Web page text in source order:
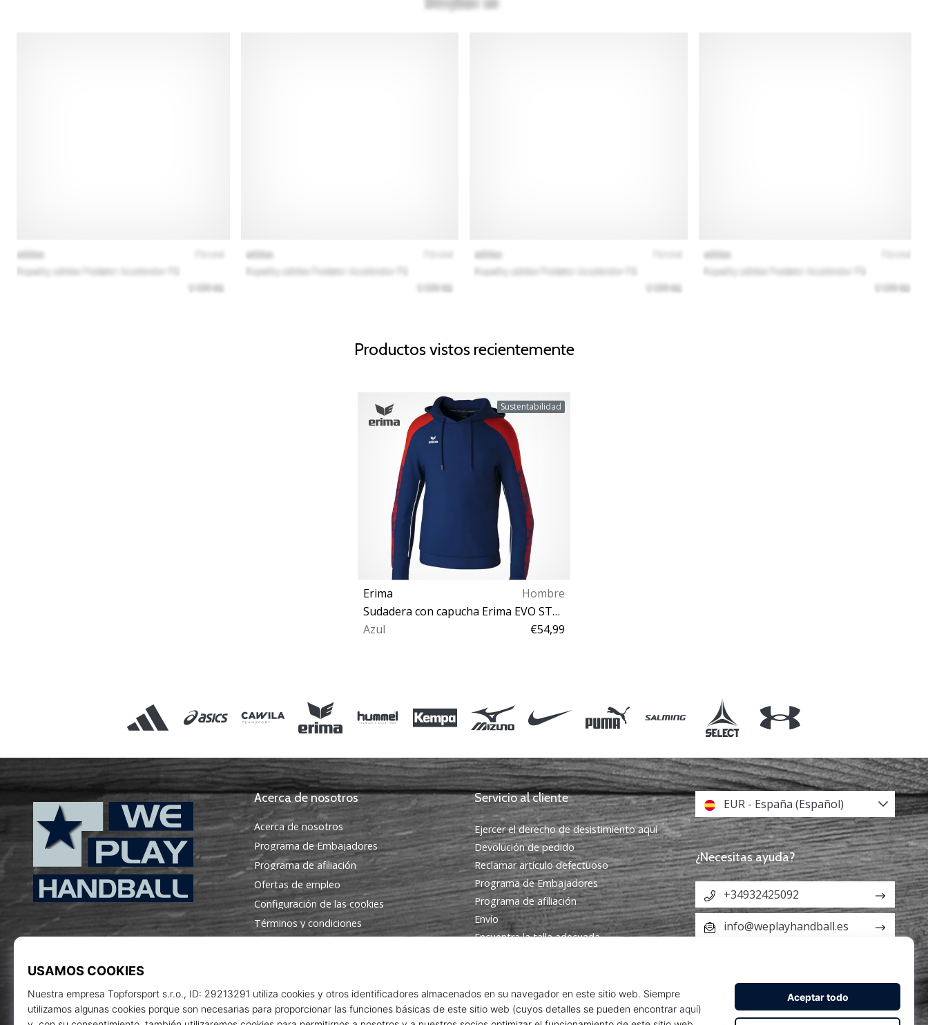
Productos vistos recientemente
Sustentabilidad
Erima
Hombre
Sudadera con capucha Erima EVO STAR Hoodie
Azul
€54,99
WePlayHandball.es
Acerca de nosotros
Acerca de nosotros
Programa de Embajadores
Programa de afiliación
Ofertas de empleo
Configuración de las cookies
Términos y condiciones
Servicio al cliente
Ejercer el derecho de desistimiento aquí
Devolución de pedido
Reclamar artículo defectuoso
Programa de Embajadores
Programa de afiliación
Envío
Encuentra la talla adecuada
Política de privacidad
EUR - España (Español)
¿Necesitas ayuda?
+34932425092
info@weplayhandball.es